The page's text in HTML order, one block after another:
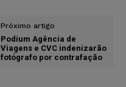
Próximo artigo
Podium Agência de
Viagens e CVC indenizarão
fotógrafo por contrafação